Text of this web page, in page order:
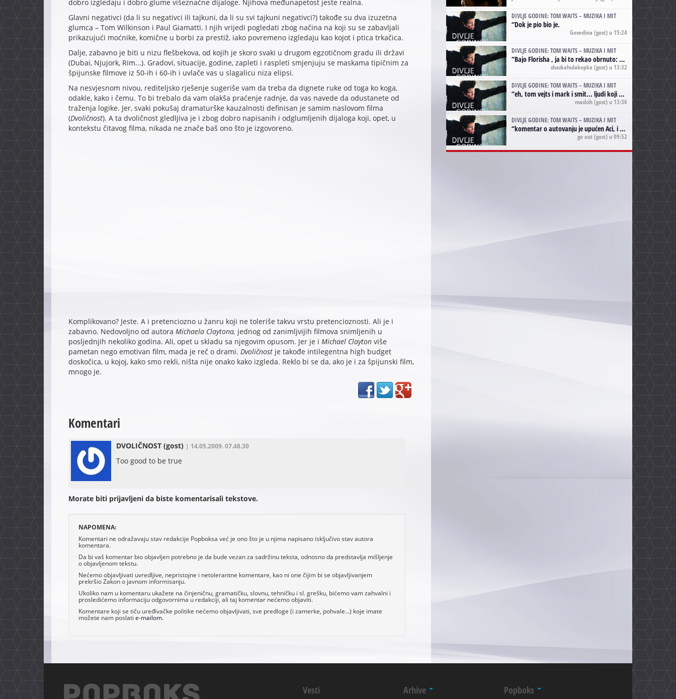
dobro izgledaju i dobro glume višeznačne dijaloge. Njihova međunapetost jeste realna.
Glavni negativci (da li su negativci ili tajkuni, da li su svi tajkuni negativci?) takođe su dva izuzetna
glumca – Tom Wilkinson i Paul Giamatti. I njih vrijedi pogledati zbog načina na koji su se zabavljali
prikazujući moćnike, komične u borbi za prestiž, iako povremeno izgledaju kao kojot i ptica trkačica.
Dalje, zabavno je biti u nizu flešbekova, od kojih je skoro svaki u drugom egzotičnom gradu ili državi
(Dubai, Njujork, Rim...). Gradovi, situacije, godine, zapleti i raspleti smjenjuju se maskama tipičnim za
špijunske filmove iz 50-ih i 60-ih i uvlače vas u slagalicu niza elipsi.
Na nesvjesnom nivou, rediteljsko rješenje sugeriše vam da treba da dignete ruke od toga ko koga,
odakle, kako i čemu. To bi trebalo da vam olakša praćenje radnje, da vas navede da odustanete od
traženja logike. Jer, svaki pokušaj dramaturške kauzalnosti definisan je samim naslovom filma
(Dvoličnost). A ta dvoličnost gledljiva je i zbog dobro napisanih i odglumljenih dijaloga koji, opet, u
kontekstu čitavog filma, nikada ne znače baš ono što je izgovoreno.
Komplikovano? Jeste. A i pretenciozno u žanru koji ne toleriše takvu vrstu pretencioznosti. Ali je i
zabavno. Nedovoljno od autora Michaela Claytona, jednog od zanimljvijih filmova snimljenih u
posljednjih nekoliko godina. Ali, opet u skladu sa njegovim opusom. Jer je i Michael Claytonviše
pametan nego emotivan film, mada je reč o drami. Dvoličnost je takođe intilegentna high budget
doskočica, u kojoj, kako smo rekli, ništa nije onako kako izgleda. Reklo bi se da, ako je i za špijunski film,
mnogo je.
Komentari
DVOLIČNOST(gost) | 14.05.2009. 07.48.30
Too good to be true
Morate biti prijavljeni da biste komentarisali tekstove.
NAPOMENA:
Komentari ne odražavaju stav redakcije Popboksa već je ono što je u njima napisano isključivo stav autora
komentara.
Da bi vaš komentar bio objavljen potrebno je da bude vezan za sadržinu teksta, odnosno da predstavlja mišljenje
o objavljenom tekstu.
Nećemo objavljivati uvredljive, nepristojne i netolerantne komentare, kao ni one čijim bi se objavljivanjem
prekršio Zakon o javnom informisanju.
Ukoliko nam u komentaru ukažete na činjeničnu, gramatičku, slovnu, tehničku i sl. grešku, bićemo vam zahvalni i
prosledićemo informaciju odgovornima u redakciji, ali taj komentar nećemo objaviti.
Komentare koji se tiču uređivačke politike nećemo objavljivati, sve predloge (i zamerke, pohvale...) koje imate
možete nam poslati e-mailom.
DIVLJE GODINE: TOM WAITS – MUZIKA I MIT
“Dok je pio bio je.
Govedina (gost) u 15:24
DIVLJE GODINE: TOM WAITS – MUZIKA I MIT
“Bajo Florisha , ja bi to rekao obrnuto: Beefheart je za Waitsa, isto sto i Hendrix za Lenny Kravitza
shazkahulakopka (gost) u 13:32
DIVLJE GODINE: TOM WAITS – MUZIKA I MIT
“eh, tom vejts i mark i smit... ljudi koji bi muzici više doprineli da su radili kao vozači tramvaja u gsp-u.
maslcih(gost) u 13:36
DIVLJE GODINE: TOM WAITS – MUZIKA I MIT
“komentar o autovanju je upućen Aci, i odnosi se na ono drugo autovanje...'senzualnost Waitsa' ;)
go out(gost) u 09:52
Vesti
Arhive Popboks